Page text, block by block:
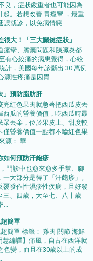
良，症狀嚴重者也可能因為
起。若想改善 胃痙攣 ，最重
就診，以免病情惡...
很大！「三大關鍵症狀」
痙攣、膽囊問題和胰臟炎都
有心絞痛的病患覺得，心絞
計，美國每年診斷出 30 萬例
源性疼痛是因胃...
」預防脂肪肝
完紅色果肉就急著把西瓜皮丟
西瓜的營養價值，吃西瓜時最
眾丟棄，位於果皮上、甜度較
僅營養價值一點都不輸紅色果
源： 華...
如何預防汗皰疹
門診中也愈來愈多手掌、腳
大部分是得了「汗皰疹」。
覆發作性濕疹性疾病，且好發
三、四歲，大至七、八十歲
簡單
簡單 標籤： 雞肉 關節 海鮮
慧編譯】痛風，自古在西洋就
色變，而且在30歲以上的成